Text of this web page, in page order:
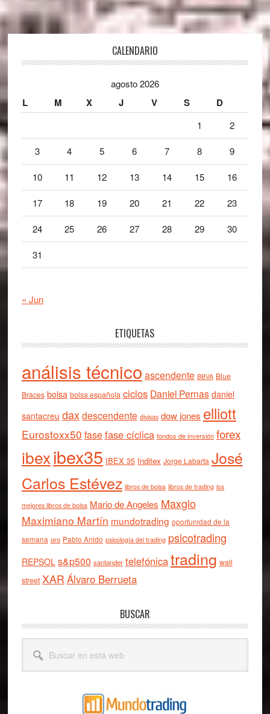
CALENDARIO
agosto 2026
L M X J V S D
1 2
3 4 5 6 7 8 9
10 11 12 13 14 15 16
17 18 19 20 21 22 23
24 25 26 27 28 29 30
31
« Jun
ETIQUETAS
análisis técnico ascendente BBVA Blue
Braces bolsa bolsa española ciclos Daniel Pernas daniel
santacreu daxdescendente divisas dow jones elliott
Eurostoxx50 fasefase cíclica fondos de inversión forex
ibexibex35 IBEX 35 Inditex Jorge Labarta José
Carlos Estévez libros de bolsa libros de trading los
mejores libros de bolsa Mario de Angeles Maxglo
Maximiano Martín mundotrading oportunidad de la
semana oro Pablo Anido psicología del trading psicotrading
REPSOL s&p500 santander telefónicatrading wall
street XAR Álvaro Berrueta
BUSCAR
esta